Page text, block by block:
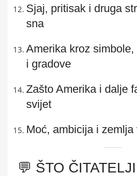
Sjaj, pritisak i druga
sna
Amerika kroz
i gradove
Zašto Amerika i dalje
svijet
Moć, ambicija i
💬 ŠTO